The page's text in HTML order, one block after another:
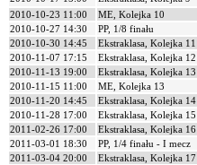
2010-10-23 11:00
ME, Kolejka 10
2010-10-27 14:30
PP, 1/8 finału
2010-10-30 14:45
Ekstraklasa, Kolejka 11
2010-11-07 17:15
Ekstraklasa, Kolejka 12
2010-11-13 19:00
Ekstraklasa, Kolejka 13
2010-11-15 11:00
ME, Kolejka 13
2010-11-20 14:45
Ekstraklasa, Kolejka 14
2010-11-28 17:00
Ekstraklasa, Kolejka 15
2011-02-26 17:00
Ekstraklasa, Kolejka 16
2011-03-01 18:30
PP, 1/4 finału - I mecz
2011-03-04 20:00
Ekstraklasa, Kolejka 17